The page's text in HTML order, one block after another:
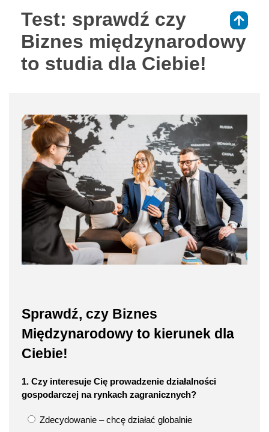
Test: sprawdź czy
Biznes międzynarodowy
to studia dla Ciebie!
Sprawdź, czy Biznes
Międzynarodowy to kierunek dla
Ciebie!
1. Czy interesuje Cię prowadzenie działalności
gospodarczej na rynkach zagranicznych?
Zdecydowanie – chcę działać globalnie